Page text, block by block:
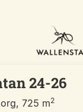
24-26
725 m2